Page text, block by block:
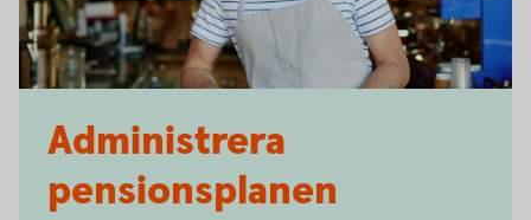
Administrera
pensionsplanen